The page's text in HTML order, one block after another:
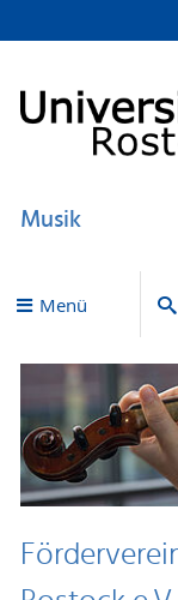
Musik
Menü